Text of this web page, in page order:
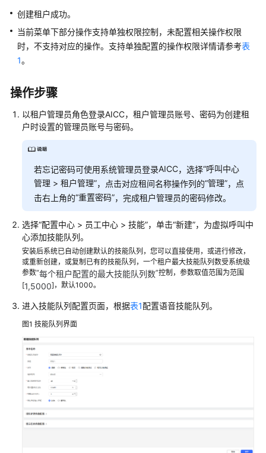
云
控
台
指
租
户
理
员
指
南
认
识
您
的
租
间
配
员
工
中
心
启
创建租户成功。
当前菜单下部分操作支持单独权限控制，未配置相关操作权限
时，不支持对应的操作。支持单独配置的操作权限详情请参考表
1。
操作步骤
以租户管理员角色登录AICC，租户管理员账号、密码为创建租
户时设置的管理员账号与密码。
若忘记密码可使用系统管理员登录AICC，选择“呼叫中心
管理 > 租户管理”，点击对应租间名称操作列的“管理”，点
击右上角的“重置密码”，完成租户管理员的密码修改。
选择“配置中心 > 员工中心 > 技能”，单击“新建”，为虚拟呼叫中
心添加技能队列。
安装后系统已自动创建默认的技能队列，您可以直接使用，或进行修改，
或重新创建，或复制已有的技能队列，一个租户最大技能队列数受系统级
参数“每个租户配置的最大技能队列数”控制，参数取值范围为范围
[1,5000]，默认1000。
进入技能队列配置页面，根据表1配置语音技能队列。
图1 技能队列界面